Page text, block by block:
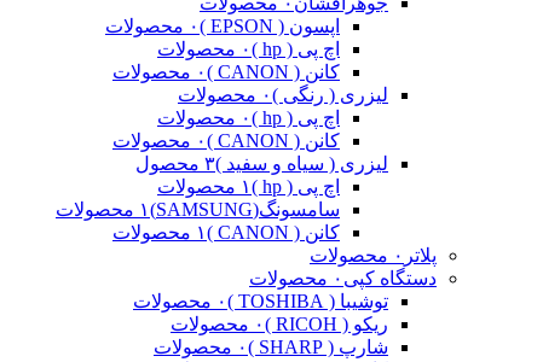
اپسون ( EPSON )
۰ محصولات
اچ پی ( hp )
۰ محصولات
کانن ( CANON )
۰ محصولات
لیزری ( رنگی )۰ محصولات
اچ پی ( hp )
۰ محصولات
کانن ( CANON )
۰ محصولات
لیزری ( سیاه و سفید )۳ محصول
اچ پی ( hp )
۱ محصولات
سامسونگ(SAMSUNG)
۱ محصولات
کانن ( CANON )
۱ محصولات
پلاتر ۰ محصولات
دستگاه کپی ۰ محصولات
توشیبا ( TOSHIBA )
۰ محصولات
ریکو ( RICOH )
۰ محصولات
شارپ ( SHARP )
۰ محصولات